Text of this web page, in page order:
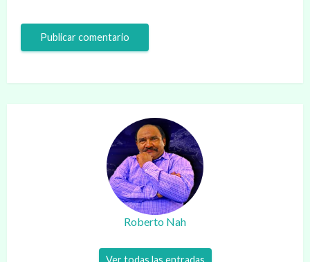
Roberto Nah
Ver todas las entradas